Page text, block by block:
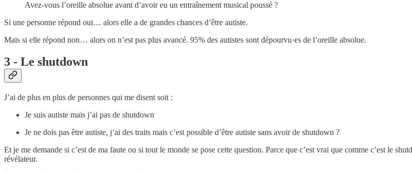
Avez-vous l’oreille absolue avant d’avoir eu un entraînement musical poussé ?
Si une personne répond oui… alors elle a de grandes chances d’être autiste.
Mais si elle répond non… alors on n’est pas plus avancé. 95% des autistes sont dépourvu·es de l’oreille absolue.
3 - Le shutdown
J’ai de plus en plus de personnes qui me disent soit :
Je suis autiste mais j’ai pas de shutdown
Je ne dois pas être autiste, j’ai des traits mais c’est possible d’être autiste sans avoir de shutdown ?
Et je me demande si c’est de ma faute ou si tout le monde se pose cette question. Parce que c’est vrai que comme c’est le
révélateur.